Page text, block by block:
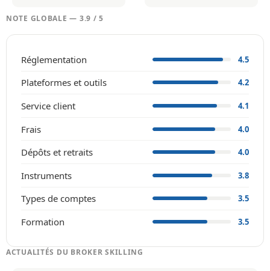
NOTE GLOBALE — 3.9 / 5
Réglementation 4.5
Plateformes et outils 4.2
Service client 4.1
Frais 4.0
Dépôts et retraits 4.0
Instruments 3.8
Types de comptes 3.5
Formation 3.5
ACTUALITÉS DU BROKER SKILLING